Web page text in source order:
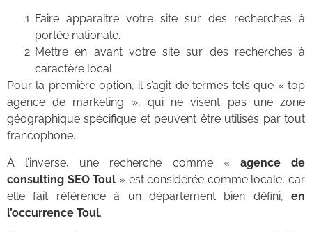
Faire apparaître votre site sur des recherches à
portée nationale.
Mettre en avant votre site sur des recherches à
caractère local
Pour la première option, il s’agit de termes tels que « top
agence de marketing », qui ne visent pas une zone
géographique spécifique et peuvent être utilisés par tout
francophone.
À l’inverse, une recherche comme « agence de
consulting SEO Toul » est considérée comme locale, car
elle fait référence à un département bien défini, en
l’occurrence Toul.